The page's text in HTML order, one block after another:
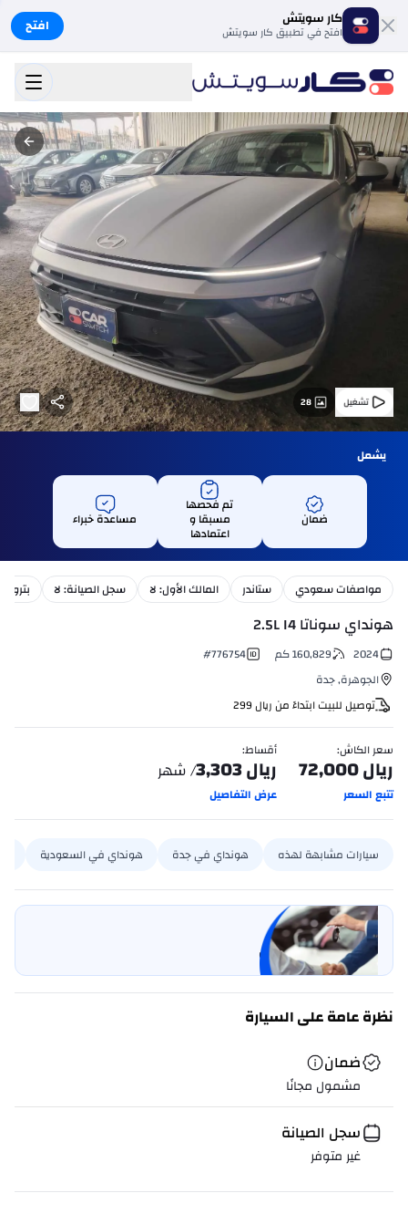
كار سويتش
افتح في تطبيق كار سويتش افتح
28
يشمل
ضمان
تم فحصها
مسبقا و
اعتمادها
مساعدة خبراء
مواصفات سعودي ستاندر المالك الأول: لا سجل الصيانة: لا بترول
هونداي سوناتا 2.5L I4
2024
160,829 كم #776754
الجوهرة,جدة
توصيل للبيت ابتداءً من ريال 299
سعر الكاش:
ريال72,000
تتبع السعر
أقساط:
ريال3,303/ شهر
عرض التفاصيل
سيارات مشابهة لهذه هونداي في جدة هونداي في السعودية
بيع سيارتي
خليها على كارسويتش
نظرة عامة على السيارة
ضمان
مشمول مجانًا
سجل الصيانة
غير متوفر